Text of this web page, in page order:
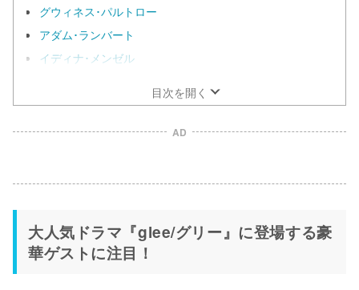
グウィネス･パルトロー
アダム･ランバート
イディナ･メンゼル
目次を開く
AD
大人気ドラマ『glee/グリー』に登場する豪
華ゲストに注目！